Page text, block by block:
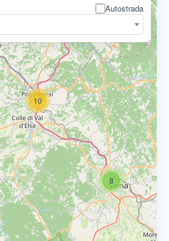
Autostrada
8
3
10